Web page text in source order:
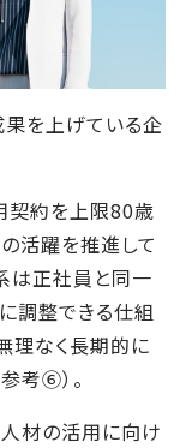
果を上げている企
契約を上限80歳
活躍を推進して
は正社員と同一
調整できる仕組
理なく長期的に
考⑥）。
材の活用に向け